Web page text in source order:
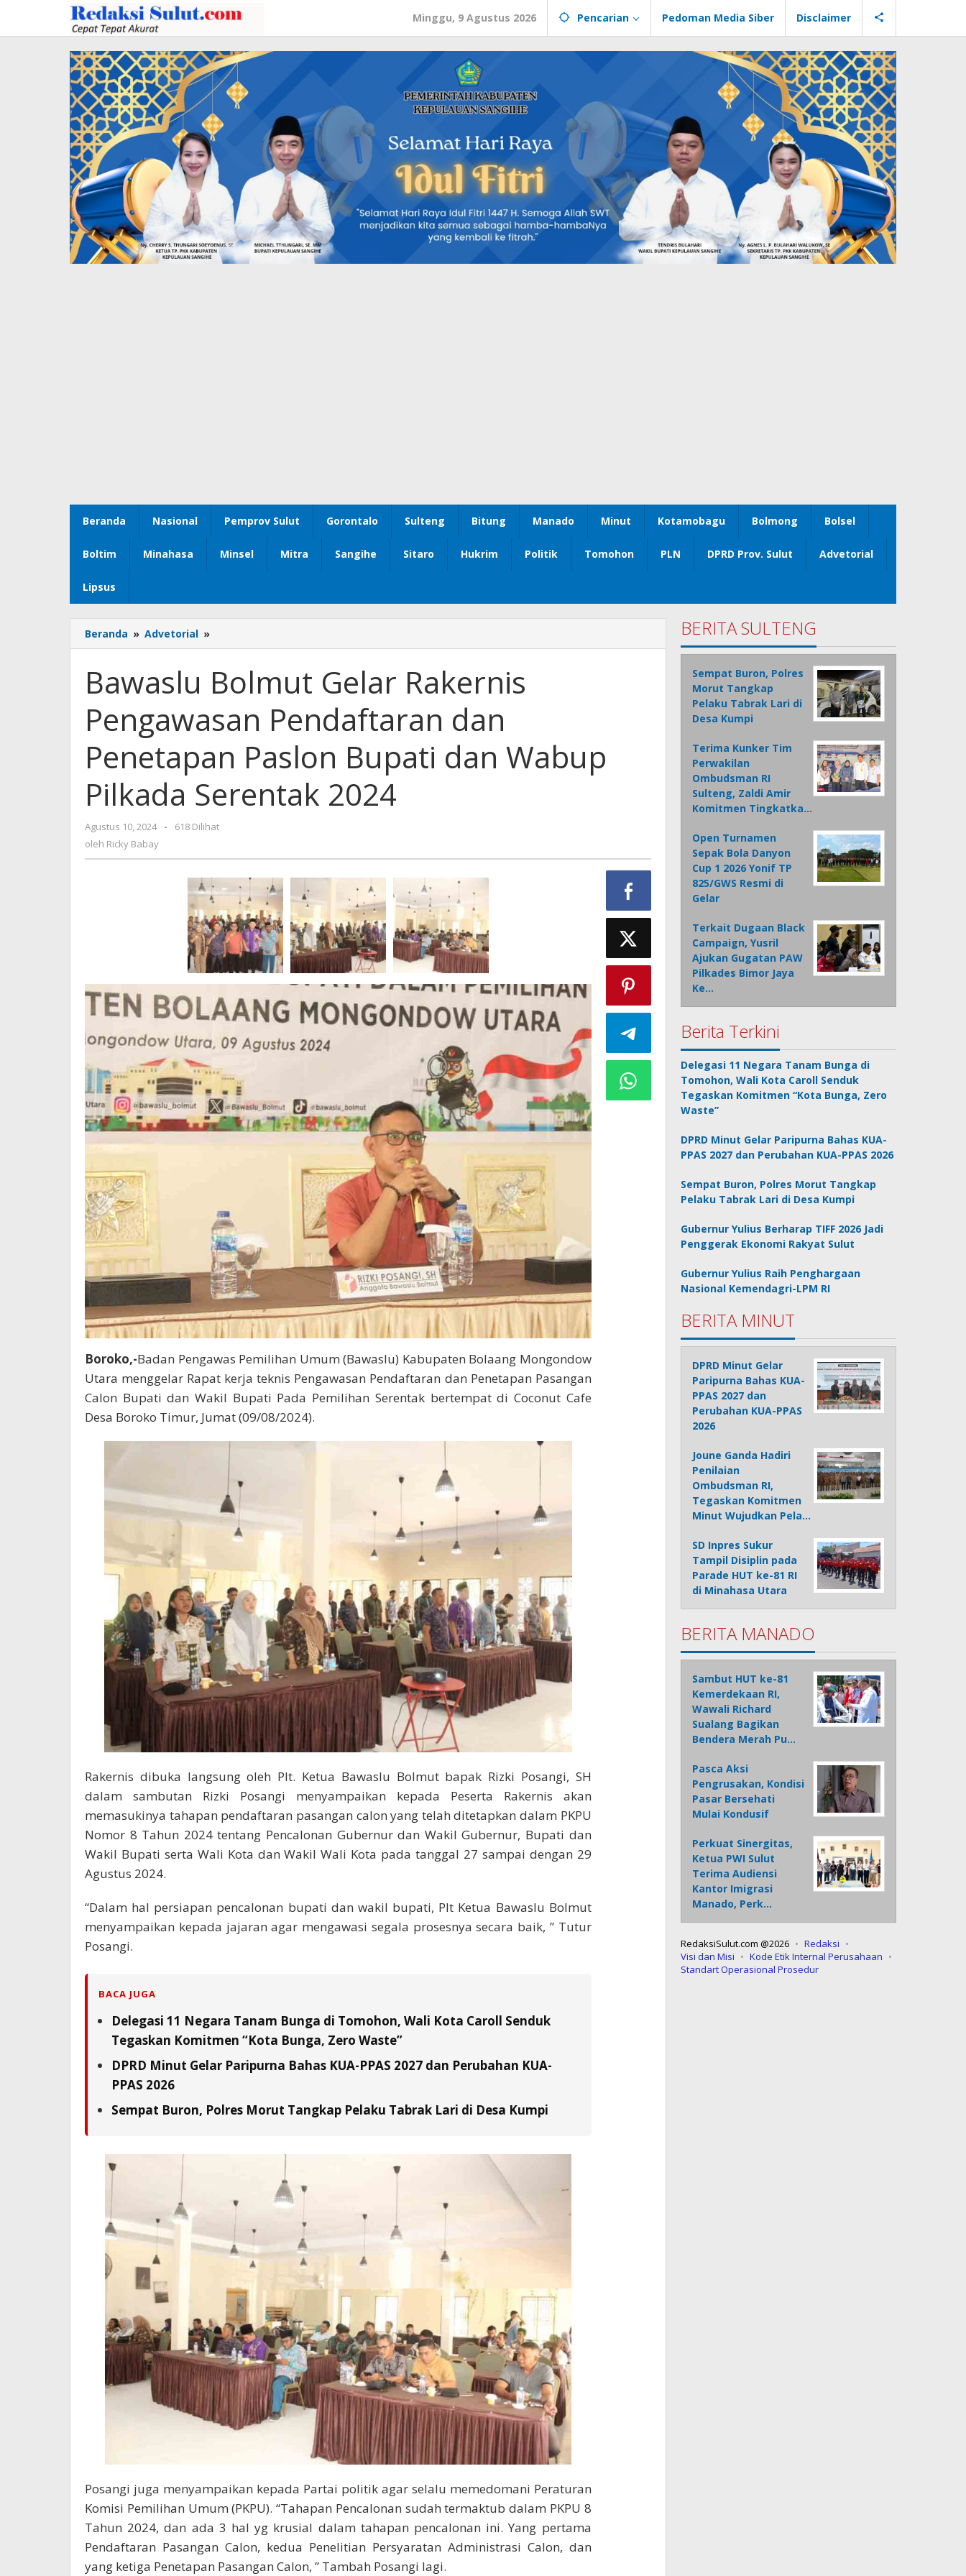
konten
Minggu, 9 Agustus 2026 Pencarian Pedoman Media Siber Disclaimer
Beranda Nasional Pemprov Sulut Gorontalo Sulteng Bitung Manado Minut Kotamobagu Bolmong Bolsel
Boltim Minahasa Minsel Mitra Sangihe Sitaro Hukrim Politik Tomohon PLN DPRD Prov. Sulut Advetorial
Lipsus
Beranda » Advetorial »
Bolmut
Rakernis
Pengawasan
Pendaftaran
dan
Paslon
Bupati
Wabup
Serentak
Bawaslu Bolmut Gelar Rakernis
Pengawasan Pendaftaran dan
Penetapan Paslon Bupati dan Wabup
Pilkada Serentak 2024
Agustus 10, 2024
oleh
-
618 Dilihat
oleh Ricky Babay
Boroko,-Badan Pengawas Pemilihan Umum (Bawaslu) Kabupaten Bolaang Mongondow
Utara menggelar Rapat kerja teknis Pengawasan Pendaftaran dan Penetapan Pasangan
Calon Bupati dan Wakil Bupati Pada Pemilihan Serentak bertempat di Coconut Cafe
Desa Boroko Timur, Jumat (09/08/2024).
Rakernis dibuka langsung oleh Plt. Ketua Bawaslu Bolmut bapak Rizki Posangi, SH
dalam sambutan Rizki Posangi menyampaikan kepada Peserta Rakernis akan
memasukinya tahapan pendaftaran pasangan calon yang telah ditetapkan dalam PKPU
Nomor 8 Tahun 2024 tentang Pencalonan Gubernur dan Wakil Gubernur, Bupati dan
Wakil Bupati serta Wali Kota dan Wakil Wali Kota pada tanggal 27 sampai dengan 29
Agustus 2024.
“Dalam hal persiapan pencalonan bupati dan wakil bupati, Plt Ketua Bawaslu Bolmut
menyampaikan kepada jajaran agar mengawasi segala prosesnya secara baik, ” Tutur
Posangi.
BACA JUGA
Delegasi 11 Negara Tanam Bunga di Tomohon, Wali Kota Caroll Senduk
Tegaskan Komitmen “Kota Bunga, Zero Waste”
DPRD Minut Gelar Paripurna Bahas KUA-PPAS 2027 dan Perubahan KUA-
PPAS 2026
Sempat Buron, Polres Morut Tangkap Pelaku Tabrak Lari di Desa Kumpi
Posangi juga menyampaikan kepada Partai politik agar selalu memedomani Peraturan
Komisi Pemilihan Umum (PKPU). “Tahapan Pencalonan sudah termaktub dalam PKPU 8
Tahun 2024, dan ada 3 hal yg krusial dalam tahapan pencalonan ini. Yang pertama
Pendaftaran Pasangan Calon, kedua Penelitian Persyaratan Administrasi Calon, dan
yang ketiga Penetapan Pasangan Calon, ” Tambah Posangi lagi.
BERITA SULTENG
Sempat Buron, Polres
Morut Tangkap
Pelaku Tabrak Lari di
Desa Kumpi
Terima Kunker Tim
Perwakilan
Ombudsman RI
Sulteng, Zaldi Amir
Komitmen Tingkatka…
Open Turnamen
Sepak Bola Danyon
Cup 1 2026 Yonif TP
825/GWS Resmi di
Gelar
Terkait Dugaan Black
Campaign, Yusril
Ajukan Gugatan PAW
Pilkades Bimor Jaya
Ke…
Berita Terkini
Delegasi 11 Negara Tanam Bunga di
Tomohon, Wali Kota Caroll Senduk
Tegaskan Komitmen “Kota Bunga, Zero
Waste”
DPRD Minut Gelar Paripurna Bahas KUA-
PPAS 2027 dan Perubahan KUA-PPAS 2026
Sempat Buron, Polres Morut Tangkap
Pelaku Tabrak Lari di Desa Kumpi
Gubernur Yulius Berharap TIFF 2026 Jadi
Penggerak Ekonomi Rakyat Sulut
Gubernur Yulius Raih Penghargaan
Nasional Kemendagri-LPM RI
BERITA MINUT
DPRD Minut Gelar
Paripurna Bahas KUA-
PPAS 2027 dan
Perubahan KUA-PPAS
2026
Joune Ganda Hadiri
Penilaian
Ombudsman RI,
Tegaskan Komitmen
Minut Wujudkan Pela…
SD Inpres Sukur
Tampil Disiplin pada
Parade HUT ke-81 RI
di Minahasa Utara
BERITA MANADO
Sambut HUT ke-81
Kemerdekaan RI,
Wawali Richard
Sualang Bagikan
Bendera Merah Pu…
Pasca Aksi
Pengrusakan, Kondisi
Pasar Bersehati
Mulai Kondusif
Perkuat Sinergitas,
Ketua PWI Sulut
Terima Audiensi
Kantor Imigrasi
Manado, Perk…
RedaksiSulut.com @2026
Redaksi
Visi dan Misi
Kode Etik Internal Perusahaan
Standart Operasional Prosedur